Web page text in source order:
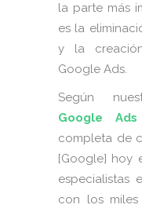
la parte más
es la
y la
Google Ads.
Según
Google Ads
completa de
[Google] hoy
especialistas
con los